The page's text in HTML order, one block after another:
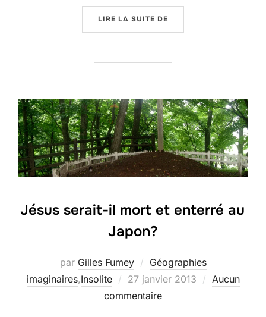
LIRE LA SUITE DE
Jésus serait-il mort et enterré au
Japon?
par Gilles Fumey
Géographies
imaginaires,Insolite
Publié
le
27 janvier 2013
Aucun
commentaire